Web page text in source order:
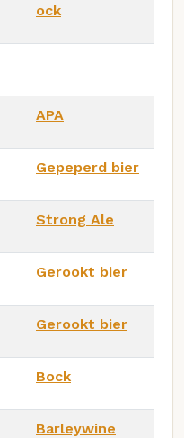
ock
APA
Gepeperd bier
Strong Ale
Gerookt bier
Gerookt bier
Bock
Barleywine